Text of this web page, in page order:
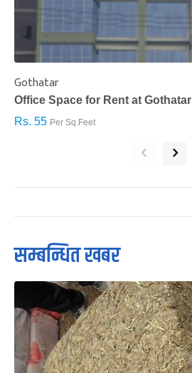
Gothatar
Office Space for Rent at Gothatar
Rs. 55 Per Sq.Feet
‹ ›
सम्बन्धित खबर